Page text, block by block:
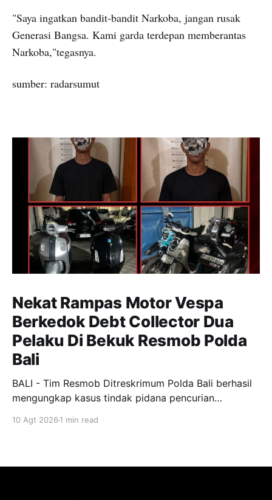
"Saya ingatkan bandit-bandit Narkoba, jangan rusak
Generasi Bangsa. Kami garda terdepan memberantas
Narkoba,"tegasnya.
sumber: radarsumut
Nekat Rampas Motor Vespa
Berkedok Debt Collector Dua
Pelaku Di Bekuk Resmob Polda
Bali
BALI - Tim Resmob Ditreskrimum Polda Bali berhasil
mengungkap kasus tindak pidana pencurian
sebagai debt collector. Dua orang pelaku berhasil
10 Agt 2026 1 min read